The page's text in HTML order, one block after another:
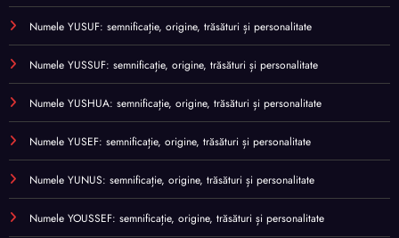
Numele YUSUF: semnificație, origine, trăsături și personalitate
Numele YUSSUF: semnificație, origine, trăsături și personalitate
Numele YUSHUA: semnificație, origine, trăsături și personalitate
Numele YUSEF: semnificație, origine, trăsături și personalitate
Numele YUNUS: semnificație, origine, trăsături și personalitate
Numele YOUSSEF: semnificație, origine, trăsături și personalitate